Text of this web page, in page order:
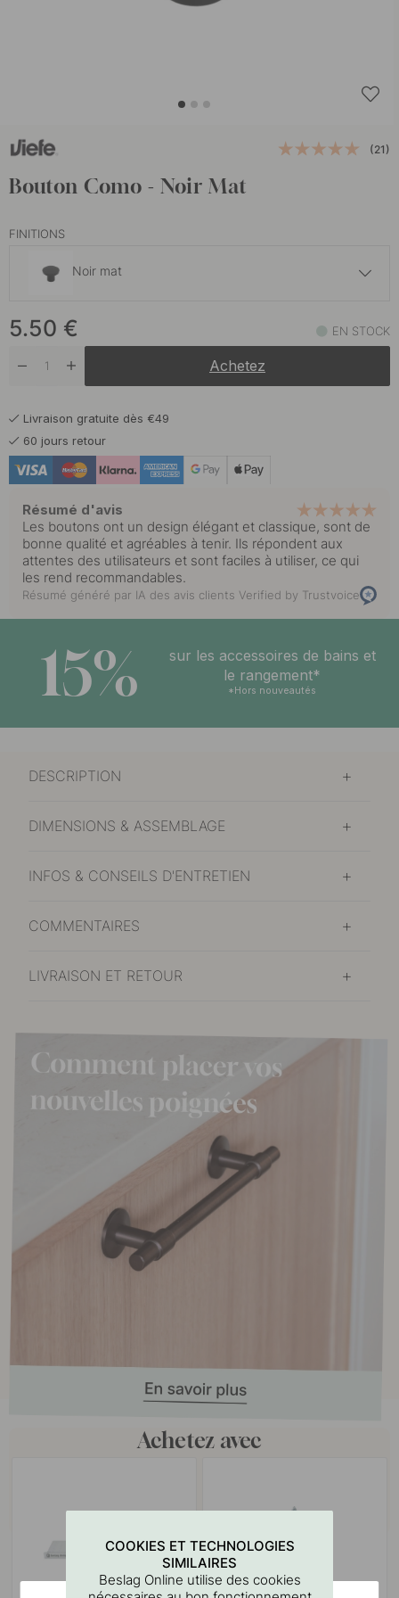
(21)
Bouton Como - Noir Mat
FINITIONS
Noir mat
Chrome En stock
En stock
Laiton brossé
5.50 € EN STOCK
Achetez
Livraison gratuite dès €49
60 jours retour
Résumé d'avis
Les boutons ont un design élégant et classique, sont de
bonne qualité et agréables à tenir. Ils répondent aux
attentes des utilisateurs et sont faciles à utiliser, ce qui
les rend recommandables.
Résumé généré par IA des avis clients Verified by Trustvoice
15%
sur les accessoires de bains et
le rangement*
*Hors nouveautés
DESCRIPTION
DIMENSIONS & ASSEMBLAGE
INFOS & CONSEILS D'ENTRETIEN
COMMENTAIRES
LIVRAISON ET RETOUR
Achetez avec
COOKIES ET TECHNOLOGIES
SIMILAIRES
Beslag Online utilise des cookies